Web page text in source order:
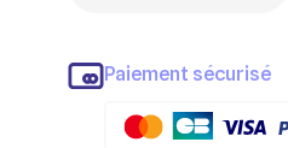
Paiement sécurisé